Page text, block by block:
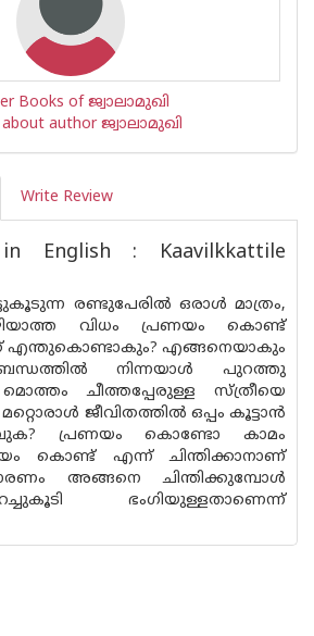
Books of ജ്വാലാമുഖി
about author ജ്വാലാമുഖി
Write Review
English : Kaavilkkattile
രണ്ടുപേരിൽ ഒരാൾ മാത്രം,
വിധം പ്രണയം കൊണ്ട്
എന്തുകൊണ്ടാകും? എങ്ങനെയാകും
നിന്നയാൾ പുറത്തു
ചീത്തപ്പേരുള്ള സ്ത്രീയെ
ജീവിതത്തിൽ ഒപ്പം കൂട്ടാൻ
പ്രണയം കൊണ്ടോ കാമം
കൊണ്ട് എന്ന് ചിന്തിക്കാനാണ്
അങ്ങനെ ചിന്തിക്കുമ്പോൾ
ഭംഗിയുള്ളതാണെന്ന്